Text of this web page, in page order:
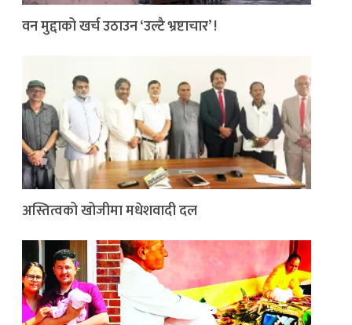
वन मुद्दाको खर्च उठाउन ‘उल्टै भ्रष्टाचार’ !
अस्तित्वको खोजीमा मधेशवादी दल